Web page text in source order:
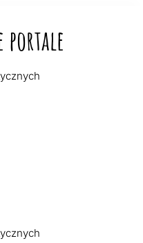
portale